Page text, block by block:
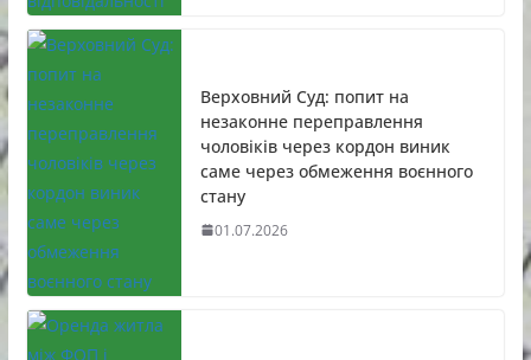
Верховний Суд: попит на
незаконне переправлення
чоловіків через кордон виник
саме через обмеження воєнного
стану
01.07.2026